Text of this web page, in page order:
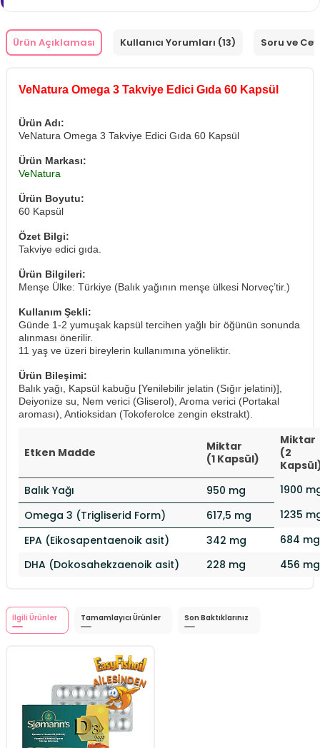
Ürün Açıklaması Kullanıcı Yorumları (13) Soru ve
VeNatura Omega 3 Takviye Edici Gıda 60 Kapsül
Ürün Adı:
VeNatura Omega 3 Takviye Edici Gıda 60 Kapsül
Ürün Markası:
VeNatura
Ürün Boyutu:
60 Kapsül
Özet Bilgi:
Takviye edici gıda.
Ürün Bilgileri:
Menşe Ülke: Türkiye (Balık yağının menşe ülkesi Norveç’tir.)
Kullanım Şekli:
Günde 1-2 yumuşak kapsül tercihen yağlı bir öğünün sonunda
alınması önerilir.
11 yaş ve üzeri bireylerin kullanımına yöneliktir.
Ürün Bileşimi:
Balık yağı, Kapsül kabuğu [Yenilebilir jelatin (Sığır jelatini)],
Deiyonize su, Nem verici (Gliserol), Aroma verici (Portakal
aroması), Antioksidan (Tokoferolce zengin ekstrakt).
Etken Madde
Miktar
(1 Kapsül)
Miktar
(2
Balık Yağı
950 mg
1900
Omega 3 (Trigliserid Form)
617,5 mg
1235
EPA (Eikosapentaenoik asit)
342 mg
684 mg
DHA (Dokosahekzaenoik asit)
228 mg 456 mg
İlgili Ürünler Tamamlayıcı Ürünler Son Baktıklarınız